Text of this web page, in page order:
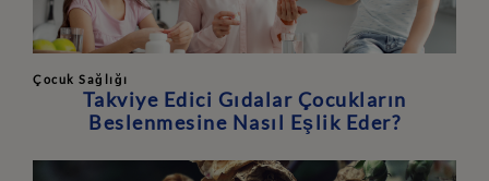
Çocuk Sağlığı
Takviye Edici Gıdalar Çocukların
Beslenmesine Nasıl Eşlik Eder?